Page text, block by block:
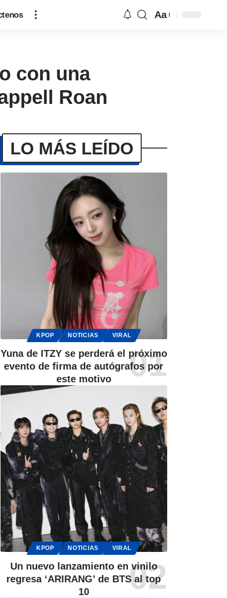
Aa
con una
Roan
LO MÁS LEÍDO
KPOP NOTICIAS VIRAL
Yuna de ITZY se perderá el próximo
evento de firma de autógrafos por
este motivo
KPOP NOTICIAS VIRAL
Un nuevo lanzamiento en vinilo
regresa ‘ARIRANG’ de BTS al top
10